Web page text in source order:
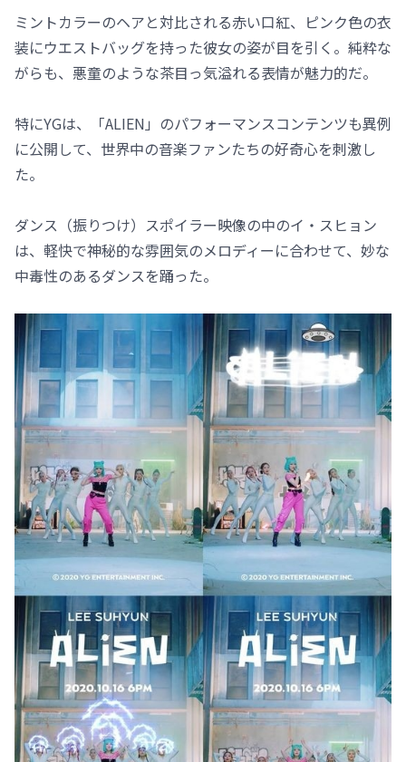
ミントカラーのヘアと対比される赤い口紅、ピンク色の衣
装にウエストバッグを持った彼女の姿が目を引く。純粋な
がらも、悪童のような茶目っ気溢れる表情が魅力的だ。
特にYGは、「ALIEN」のパフォーマンスコンテンツも異例
に公開して、世界中の音楽ファンたちの好奇心を刺激し
た。
ダンス（振りつけ）スポイラー映像の中のイ・スヒョン
は、軽快で神秘的な雰囲気のメロディーに合わせて、妙な
中毒性のあるダンスを踊った。